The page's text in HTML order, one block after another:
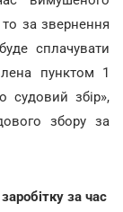
за звернення
сплачувати
пунктом 1
судовий збір»,
збору за
за час